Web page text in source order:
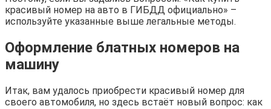
красивый номер на авто в ГИБДД официально» –
используйте указанные выше легальные методы.
Оформление блатных номеров на
машину
Итак, вам удалось приобрести красивый номер для
своего автомобиля, но здесь встаёт новый вопрос: как